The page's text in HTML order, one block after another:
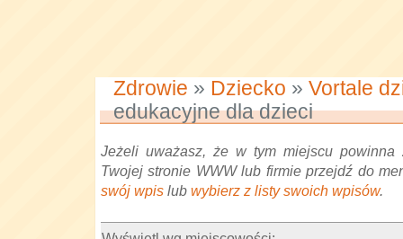
Zdrowie » Dziecko » Vortale
edukacyjne dla dzieci
Jeżeli uważasz, że w tym miejscu powinna
Twojej stronie WWW lub firmie przejdź do
swój wpis lub wybierz z listy swoich wpisów.